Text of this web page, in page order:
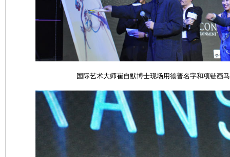
国际艺术大师崔自默博士现场用德普名字和项链画